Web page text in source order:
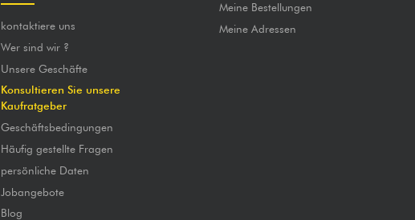
kontaktiere uns
Wer sind wir ?
Unsere Geschäfte
Konsultieren Sie unsere
Kaufratgeber
Geschäftsbedingungen
Häufig gestellte Fragen
persönliche Daten
Jobangebote
Blog
Meine Bestellungen
Meine Adressen